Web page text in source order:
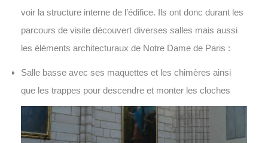
voir la structure interne de l’édifice. Ils ont donc durant les
parcours de visite découvert diverses salles mais aussi
les éléments architecturaux de Notre Dame de Paris :
Salle basse avec ses maquettes et les chimères ainsi
que les trappes pour descendre et monter les cloches